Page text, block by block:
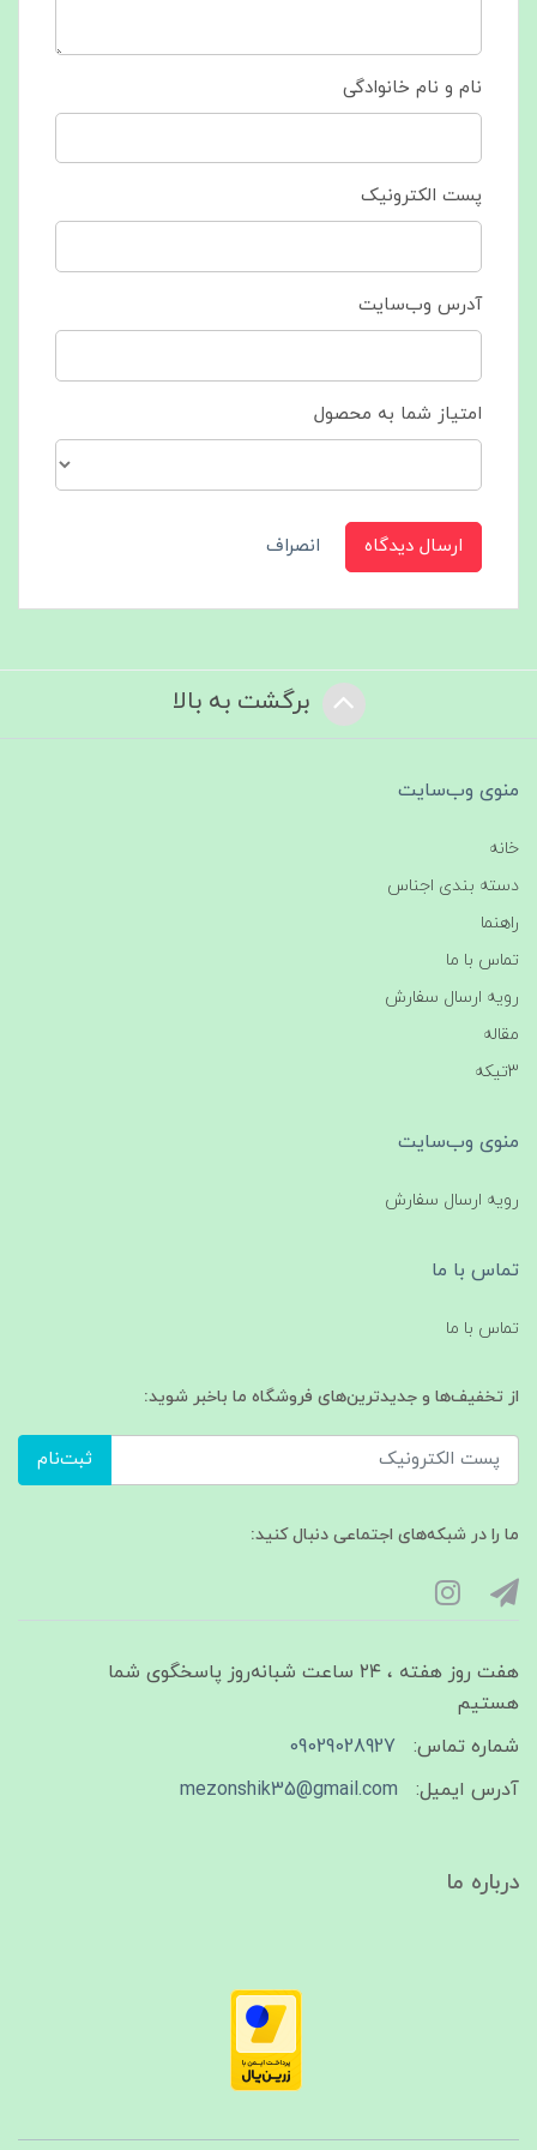
نام و نام خانوادگی
پست الکترونیک
آدرس وب‌سایت
امتیاز شما به محصول
ارسال دیدگاه انصراف
برگشت به بالا
منوی وب‌سایت
خانه
دسته بندی اجناس
راهنما
تماس با ما
رویه ارسال سفارش
مقاله
3تیکه
منوی وب‌سایت
رویه ارسال سفارش
تماس با ما
تماس با ما
از تخفیف‌ها و جدیدترین‌های فروشگاه ما باخبر شوید:
ثبت‌نام
ما را در شبکه‌های اجتماعی دنبال کنید:
هفت روز هفته ، ۲۴ ساعت شبانه‌روز پاسخگوی شما
هستیم
شماره تماس:
09029028927
آدرس ایمیل:
mezonshik35@gmail.com
درباره ما